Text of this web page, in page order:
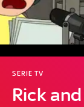
Rick
SERIE TV